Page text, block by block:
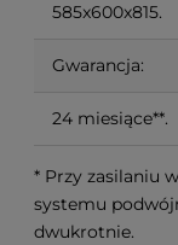
585x600x815.
Gwarancja:
24 miesiące**.
* Przy zasilaniu
systemu
dwukrotnie.